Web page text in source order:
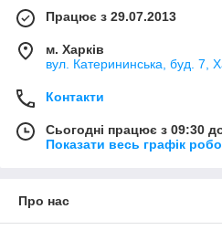
Працює з 29.07.2013
м. Харків
вул. Катерининська, буд. 7,
Контакти
Сьогодні працює з 09:30
Показати весь графік
Про нас